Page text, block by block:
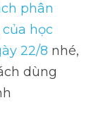
phân
học
22/8 nhé,
dùng